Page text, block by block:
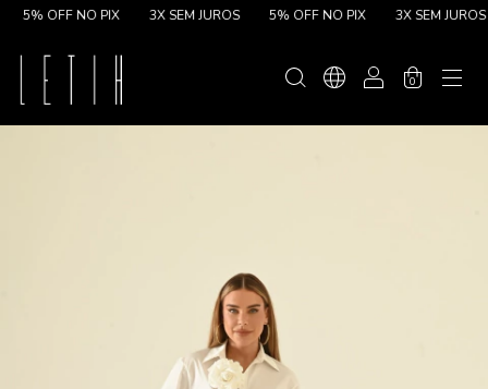
5% OFF NO PIX 3X SEM JUROS 5% OFF NO PIX 3X SEM JUROS
0